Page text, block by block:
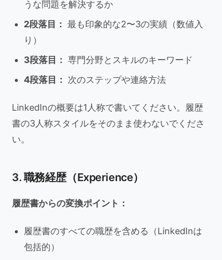
うな問題を解決するか
2段落目： 最も印象的な2〜3の実績（数値入
り）
3段落目： 専門分野とスキルのキーワード
4段落目：
次のステップや連絡方法
LinkedInの概要は1人称で書いてください。履歴
書の3人称スタイルをそのまま使わないでくださ
い。
3. 職務経歴（Experience）
履歴書からの変換ポイント：
履歴書のすべての職歴を含める（LinkedInは
包括的）